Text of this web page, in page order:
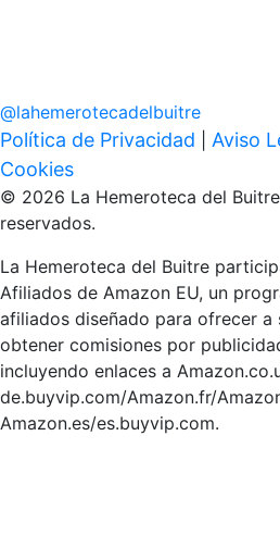
@lahemerotecadelbuitre
Política de Privacidad Aviso
Cookies
© 2026 La Hemeroteca del
reservados.
La Hemeroteca del Buitre
Afiliados de Amazon EU, un
afiliados diseñado para ofrecer
obtener comisiones por
incluyendo enlaces a
de.buyvip.com/Amazon.fr/
Amazon.es/es.buyvip.com.